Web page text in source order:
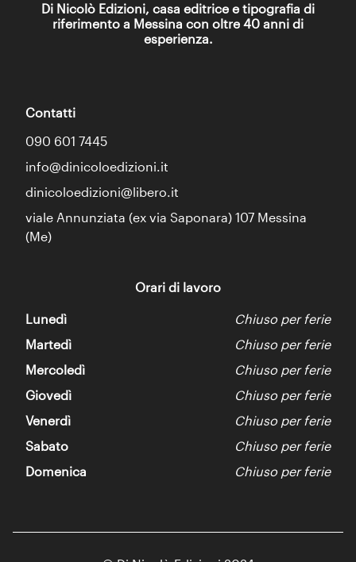
Di Nicolò Edizioni, casa editrice e tipografia di
riferimento a Messina con oltre 40 anni di
esperienza.
Contatti
090 601 7445
info@dinicoloedizioni.it
dinicoloedizioni@libero.it
viale Annunziata (ex via Saponara) 107 Messina
(Me)
Orari di lavoro
Lunedì
Chiuso per ferie
Martedì
Chiuso per ferie
Mercoledì
Chiuso per ferie
Giovedì
Chiuso per ferie
Venerdì
Chiuso per ferie
Sabato
Chiuso per ferie
Domenica
Chiuso per ferie